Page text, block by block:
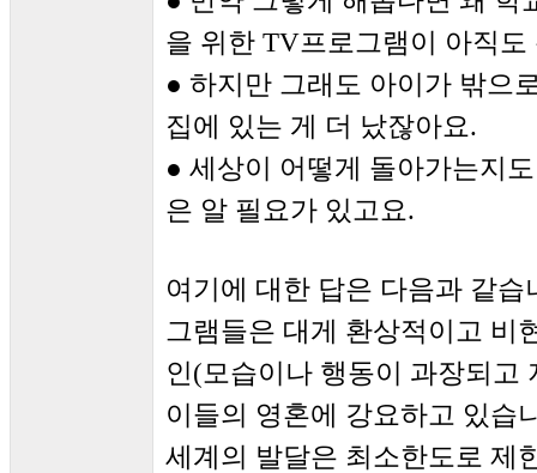
을 위한 TV프로그램이 아직도
● 하지만 그래도 아이가 밖으
집에 있는 게 더 났잖아요.
● 세상이 어떻게 돌아가는지
은 알 필요가 있고요.
여기에 대한 답은 다음과 같
그램들은 대게 환상적이고 비
인(모습이나 행동이 과장되고
이들의 영혼에 강요하고 있습
세계의 발달은 최소한도로 제